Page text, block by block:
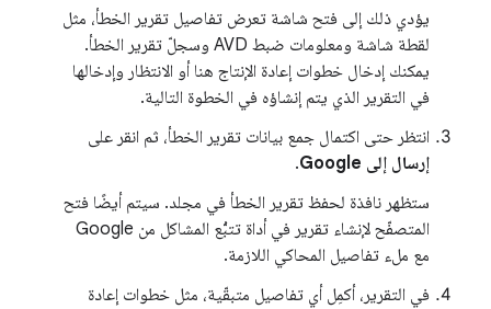
يؤدي ذلك إلى فتح شاشة تعرض تفاصيل تقرير الخطأ، مثل
لقطة شاشة ومعلومات ضبط AVD وسجلّ تقرير الخطأ.
يمكنك إدخال خطوات إعادة الإنتاج هنا أو الانتظار وإدخالها
في التقرير الذي يتم إنشاؤه في الخطوة التالية.
انتظر حتى اكتمال جمع بيانات تقرير الخطأ، ثم انقر على
إرسال إلى Google
.
ستظهر نافذة لحفظ تقرير الخطأ في مجلد. سيتم أيضًا فتح
المتصفّح لإنشاء تقرير في أداة تتبُّع المشاكل من Google
مع ملء تفاصيل المحاكي اللازمة.
في التقرير، أكمِل أي تفاصيل متبقّية، مثل خطوات إعادة